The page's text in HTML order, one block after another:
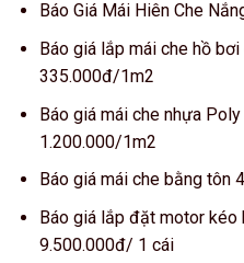
Báo Giá Mái Hiên Che
Báo giá lắp mái che hồ
335.000đ/1m2
Báo giá mái che nhựa
1.200.000/1m2
Báo giá mái che bằng tôn
Báo giá lắp đặt motor kéo
9.500.000đ/ 1 cái